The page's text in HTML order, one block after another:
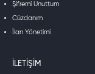
Şifremi Unuttum
Cüzdanım
İlan Yönetimi
İLETIŞIM